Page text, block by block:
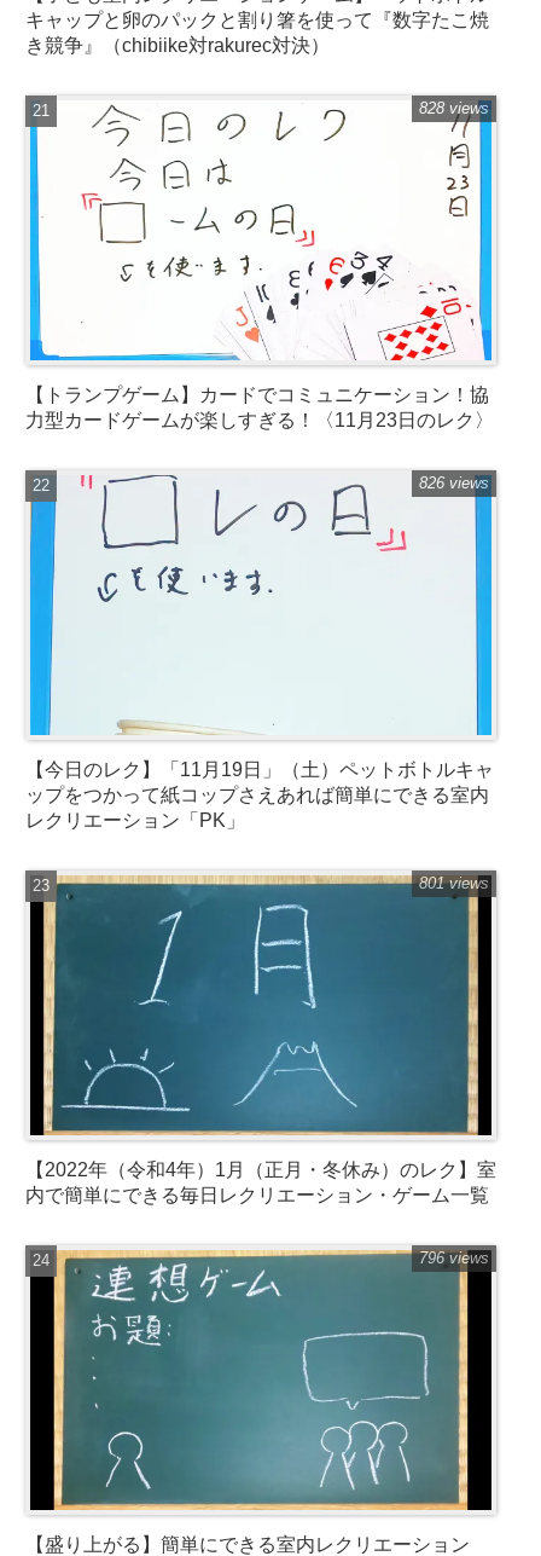
キャップと卵のパックと割り箸を使って『数字たこ焼
き競争』（chibiike対rakurec対決）
【トランプゲーム】カードでコミュニケーション！協
力型カードゲームが楽しすぎる！〈11月23日のレク〉
828 views
【今日のレク】「11月19日」（土）ペットボトルキャ
ップをつかって紙コップさえあれば簡単にできる室内
レクリエーション「PK」
826 views
【2022年（令和4年）1月（正月・冬休み）のレク】室
内で簡単にできる毎日レクリエーション・ゲーム一覧
801 views
【盛り上がる】簡単にできる室内レクリエーション
796 views